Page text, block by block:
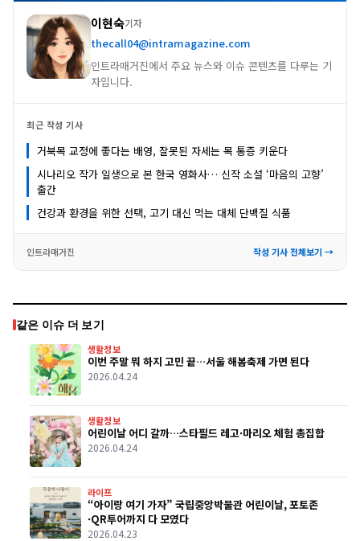
이현숙기자
thecall04@intramagazine.com
인트라매거진에서 주요 뉴스와 이슈 콘텐츠를 다루는 기
자입니다.
최근 작성 기사
거북목 교정에 좋다는 배영, 잘못된 자세는 목 통증 키운다
시나리오 작가 일생으로 본 한국 영화사… 신작 소설 ‘마음의 고향’
출간
건강과 환경을 위한 선택, 고기 대신 먹는 대체 단백질 식품
인트라매거진 작성 기사 전체보기 →
같은 이슈 더 보기
생활정보
이번 주말 뭐 하지 고민 끝…서울 해봄축제 가면 된다
2026.04.24
생활정보
어린이날 어디 갈까…스타필드 레고·마리오 체험 총집합
2026.04.24
라이프
“아이랑 여기 가자” 국립중앙박물관 어린이날, 포토존
·QR투어까지 다 모였다
2026.04.23